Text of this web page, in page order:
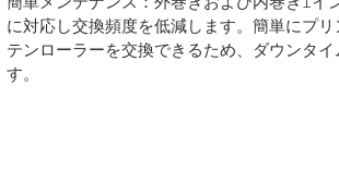
に対応し交換頻度を低減します。簡単にプ
テンローラーを交換できるため、ダウンタ
す。